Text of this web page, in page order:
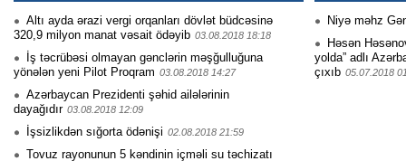
Altı ayda ərazi vergi orqanları dövlət büdcəsinə
320,9 milyon manat vəsait ödəyib 03.08.2018 18:18
İş təcrübəsi olmayan gənclərin məşğulluğuna
yönələn yeni Pilot Proqram 03.08.2018 14:27
Azərbaycan Prezidenti şəhid ailələrinin
dayağıdır 03.08.2018 12:09
İşsizlikdən sığorta ödənişi 02.08.2018 21:59
Tovuz rayonunun 5 kəndinin içməli su təchizatı
Niyə məhz
Həsən
yolda” adlı
çıxıb 05.07.2018